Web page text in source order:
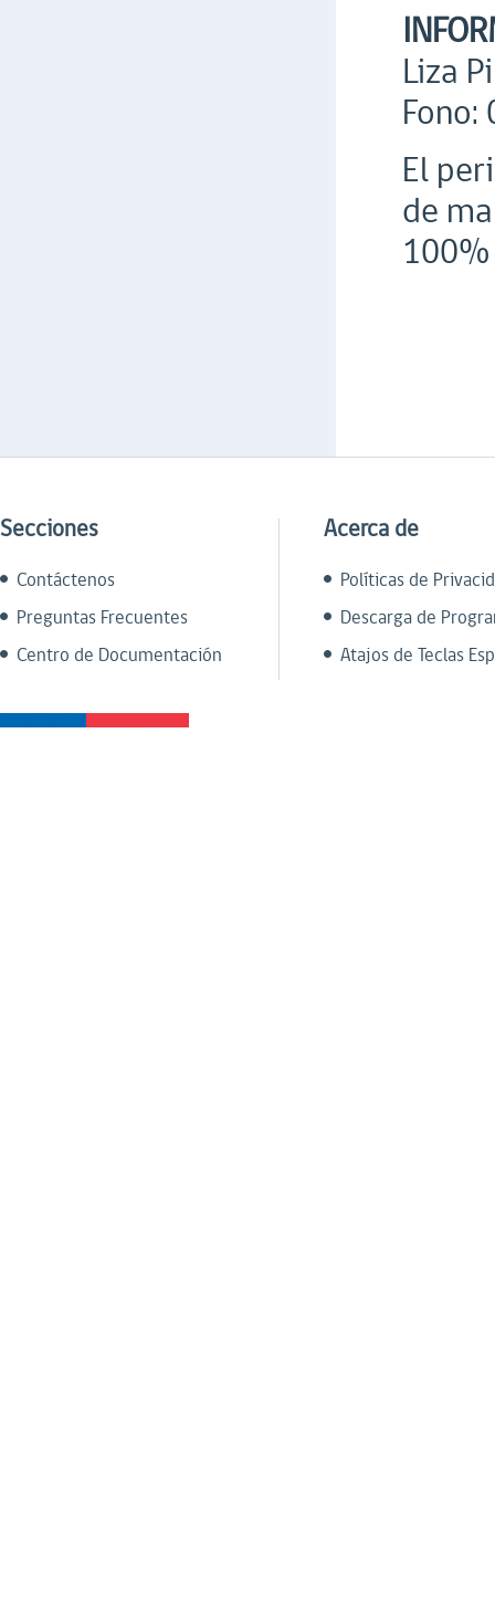
Liza
El
de
Secciones
Contáctenos
Preguntas Frecuentes
Centro de Documentación
Acerca de
Políticas de
Descarga de
Atajos de Teclas